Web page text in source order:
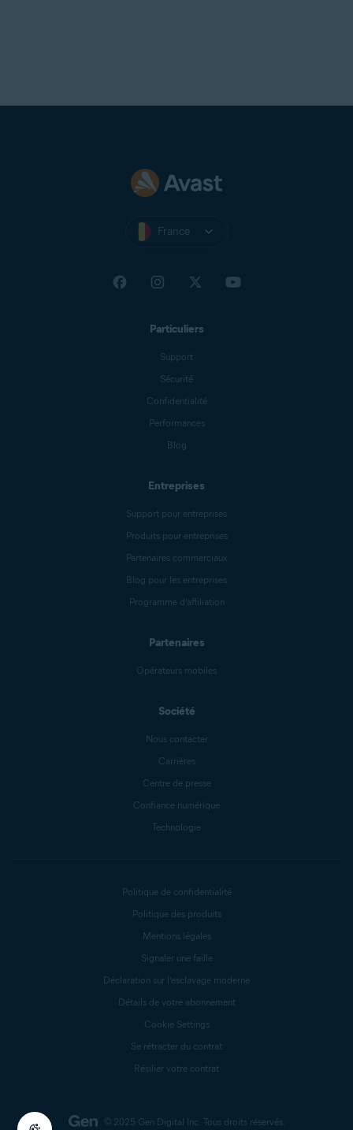
France
Particuliers
Support
Sécurité
Confidentialité
Performances
Blog
Entreprises
Support pour entreprises
Produits pour entreprises
Partenaires commerciaux
Blog pour les entreprises
Programme d’affiliation
Partenaires
Opérateurs mobiles
Société
Nous contacter
Carrières
Centre de presse
Confiance numérique
Technologie
© 2025 Gen Digital Inc. Tous droits réservés.
Politique de confidentialité
Politique des produits
Mentions légales
Signaler une faille
Déclaration sur l’esclavage moderne
Détails de votre abonnement
Cookie Settings
Se rétracter du contrat
Résilier votre contrat